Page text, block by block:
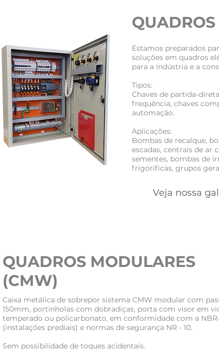
Estamos preparados
soluções em quadros
para a indústria e a
Tipos:
Chaves de partida-
frequência, chaves
automação.
Aplicações:
Bombas de recalque,
escadas, centrais de ar
sementes, bombas de
frigoríficas, grupos
Veja nossa
QUADROS MODULARES
(CMW)
Caixa metálica de sobrepor sistema CMW modular com
150mm, portinholas com dobradiças, porta com visor em
temperado ou policarbonato, em conformidade com a
(instalações prediais) e normas de segurança NR - 10.
Sem possibilidade de toques acidentais.